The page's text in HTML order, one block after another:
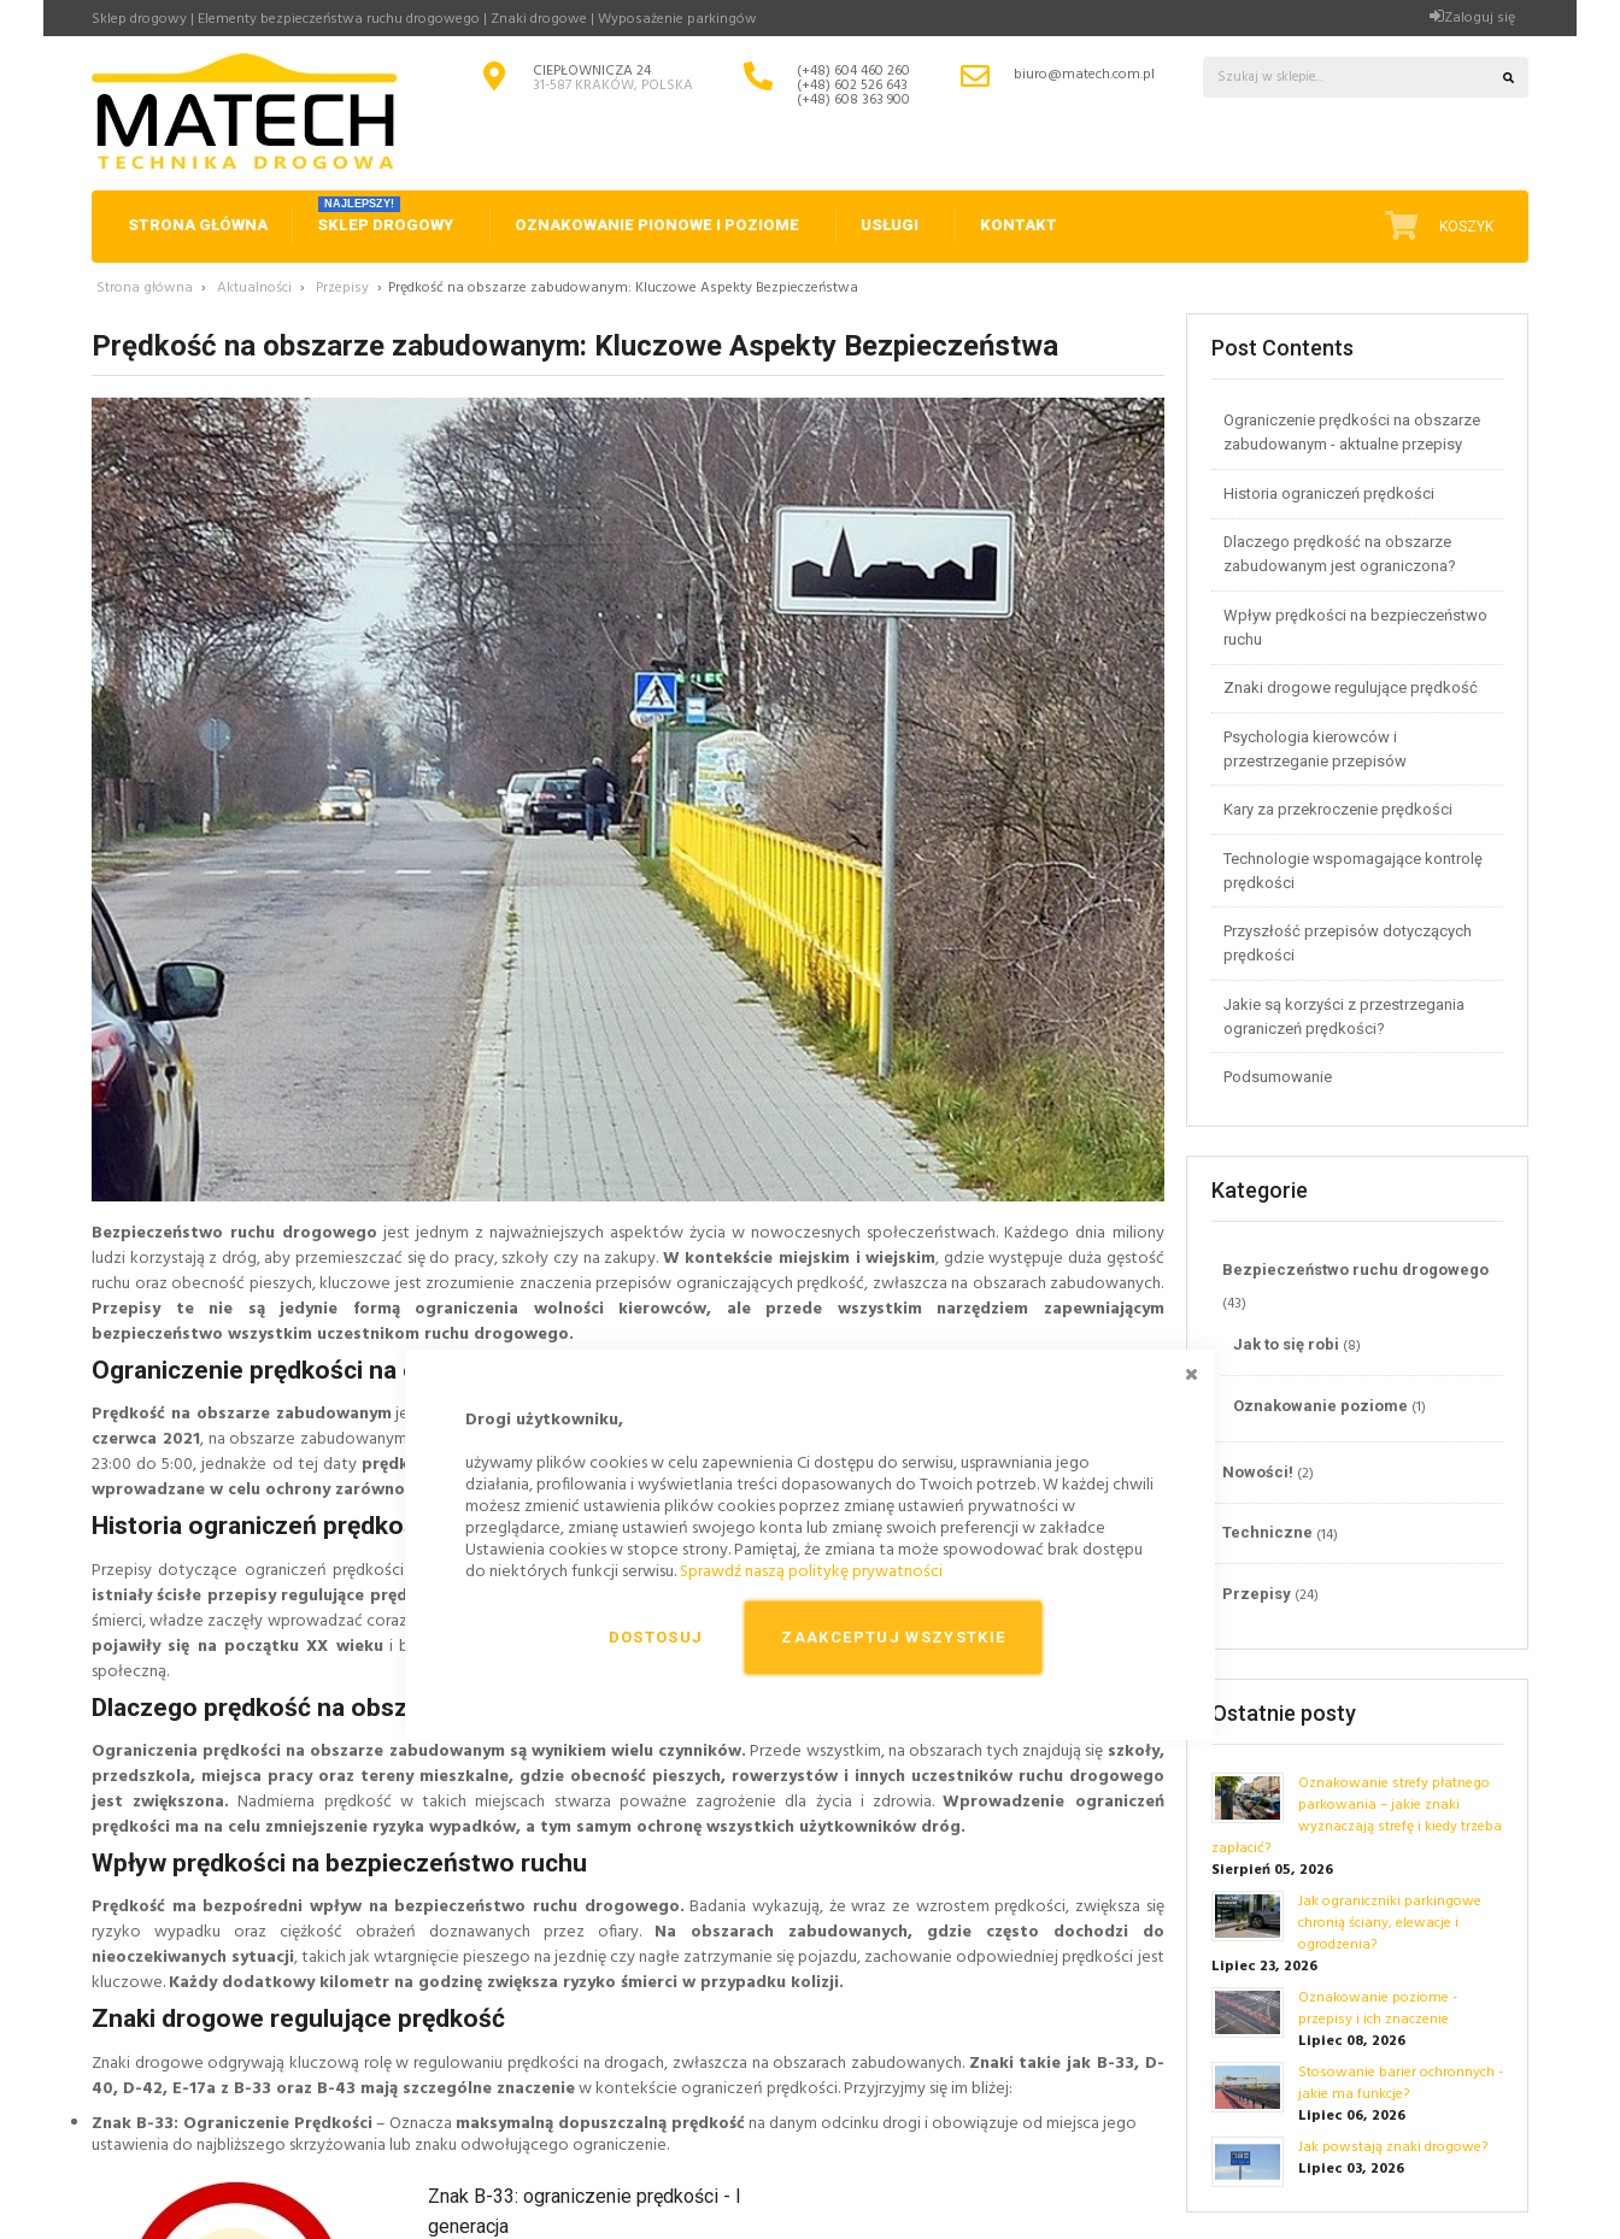
Drogi użytkowniku,
używamy plików cookies w celu zapewnienia Ci dostępu do serwisu, usprawniania jego
działania, profilowania i wyświetlania treści dopasowanych do Twoich potrzeb. W każdej chwili
możesz zmienić ustawienia plików cookies poprzez zmianę ustawień prywatności w
przeglądarce, zmianę ustawień swojego konta lub zmianę swoich preferencji w zakładce
Ustawienia cookies w stopce strony. Pamiętaj, że zmiana ta może spowodować brak dostępu
do niektórych funkcji serwisu.Sprawdź naszą politykę prywatności
ZAAKCEPTUJ WSZYSTKIE
DOSTOSUJ
Sklep drogowy | Elementy bezpieczeństwa ruchu drogowego | Znaki drogowe | Wyposażenie parkingów Zaloguj się
CIEPŁOWNICZA 24
31-587 KRAKÓW, POLSKA
(+48) 604 460 260
(+48) 602 526 643
(+48) 608 363 900
biuro@matech.com.pl
STRONA GŁÓWNA SKLEP DROGOWY
NAJLEPSZY!
OZNAKOWANIE PIONOWE I POZIOME USŁUGI KONTAKT KOSZYK
Strona główna › Aktualności › Przepisy › Prędkość na obszarze zabudowanym: Kluczowe Aspekty Bezpieczeństwa
Prędkość na obszarze zabudowanym: Kluczowe Aspekty Bezpieczeństwa
Bezpieczeństwo ruchu drogowego jest jednym z najważniejszych aspektów życia w nowoczesnych społeczeństwach. Każdego dnia miliony
ludzi korzystają z dróg, aby przemieszczać się do pracy, szkoły czy na zakupy.W kontekście miejskim i wiejskim, gdzie występuje duża gęstość
ruchu oraz obecność pieszych, kluczowe jest zrozumienie znaczenia przepisów ograniczających prędkość, zwłaszcza na obszarach zabudowanych.
Przepisy te nie są jedynie formą ograniczenia wolności kierowców, ale przede wszystkim narzędziem zapewniającym
bezpieczeństwo wszystkim uczestnikom ruchu drogowego.
Ograniczenie prędkości na obszarze zabudowanym - aktualne przepisy
Prędkość na obszarze zabudowanymjest kluczowym elementem regulującym sposób poruszania się pojazdów w miastach i wsiach.
czerwca 2021, na obszarze zabudowanym maksymalna dopuszczalna prędkość wynosiła 50 km/h w godzinach od 5:00 do 23:00 oraz 60 km/h od
23:00 do 5:00, jednakże od tej daty prędkość 50km/h obowiązuje całą dobę, chyba że znaki drogowe wskazują inaczej.Ograniczenia te są
wprowadzane w celu ochrony zarówno kierowców, jak i pieszych, oraz minimalizacji ryzyka wypadków drogowych.
Historia ograniczeń prędkości
Przepisy dotyczące ograniczeń prędkości na obszarze zabudowanym mają długą historię.Początkowo, wraz z rozwojem motoryzacji, nie
istniały ścisłe przepisy regulujące prędkość.
Jednak z czasem, w miarę wzrostu liczby wypadków drogowych i związanych z nimi obrażeń oraz
śmierci, władze zaczęły wprowadzać coraz bardziej rygorystyczne przepisy.
pojawiły się na początku XX wieku i były stopniowo modyfikowane wraz z rozwojem infrastruktury drogowej oraz rosnącą świadomością
społeczną.
Dlaczego prędkość na obszarze zabudowanym jest ograniczona?
Ograniczenia prędkości na obszarze zabudowanym są wynikiem wielu czynników.Przede wszystkim, na obszarach tych znajdują się szkoły,
przedszkola, miejsca pracy oraz tereny mieszkalne, gdzie obecność pieszych, rowerzystów i innych uczestników ruchu drogowego
jest zwiększona. Nadmierna prędkość w takich miejscach stwarza poważne zagrożenie dla życia i zdrowia.Wprowadzenie ograniczeń
prędkości ma na celu zmniejszenie ryzyka wypadków, a tym samym ochronę wszystkich użytkowników dróg.
Wpływ prędkości na bezpieczeństwo ruchu
Prędkość ma bezpośredni wpływ na bezpieczeństwo ruchu drogowego. Badania wykazują, że wraz ze wzrostem prędkości, zwiększa się
ryzyko wypadku oraz ciężkość obrażeń doznawanych przez ofiary. Na obszarach zabudowanych, gdzie często dochodzi do
nieoczekiwanych sytuacji, takich jak wtargnięcie pieszego na jezdnię czy nagłe zatrzymanie się pojazdu, zachowanie odpowiedniej prędkości jest
kluczowe.Każdy dodatkowy kilometr na godzinę zwiększa ryzyko śmierci w przypadku kolizji.
Znaki drogowe regulujące prędkość
Znaki drogowe odgrywają kluczową rolę w regulowaniu prędkości na drogach, zwłaszcza na obszarach zabudowanych. Znaki takie jak B-33, D-
40, D-42, E-17a z B-33 oraz B-43 mają szczególne znaczeniew kontekście ograniczeń prędkości. Przyjrzyjmy się im bliżej:
Znak B-33: Ograniczenie Prędkości– Oznacza maksymalną dopuszczalną prędkośćna danym odcinku drogi i obowiązuje od miejsca jego
ustawienia do najbliższego skrzyżowania lub znaku odwołującego ograniczenie.
Znak B-33: ograniczenie prędkości - I
generacja
Post Contents
Ograniczenie prędkości na obszarze
zabudowanym - aktualne przepisy
Historia ograniczeń prędkości
Dlaczego prędkość na obszarze
zabudowanym jest ograniczona?
Wpływ prędkości na bezpieczeństwo
ruchu
Znaki drogowe regulujące prędkość
Psychologia kierowców i
przestrzeganie przepisów
Kary za przekroczenie prędkości
Technologie wspomagające kontrolę
prędkości
Przyszłość przepisów dotyczących
prędkości
Jakie są korzyści z przestrzegania
ograniczeń prędkości?
Podsumowanie
Kategorie
Bezpieczeństwo ruchu drogowego
(43)
Jak to się robi (8)
Oznakowanie poziome (1)
Nowości! (2)
Techniczne (14)
Przepisy(24)
Ostatnie posty
Oznakowanie strefy płatnego
parkowania – jakie znaki
wyznaczają strefę i kiedy trzeba
zapłacić?
Sierpień 05, 2026
Jak ograniczniki parkingowe
chronią ściany, elewacje i
ogrodzenia?
Lipiec 23, 2026
Oznakowanie poziome -
przepisy i ich znaczenie
Lipiec 08, 2026
Stosowanie barier ochronnych -
jakie ma funkcje?
Lipiec 06, 2026
Jak powstają znaki drogowe?
Lipiec 03, 2026